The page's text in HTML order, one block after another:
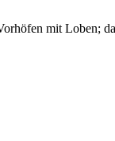
mit Loben;